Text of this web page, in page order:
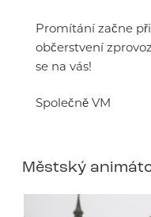
Promítání začne
občerstvení
se na vás!
Společně VM
Městský